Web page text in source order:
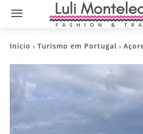
Início Turismo em Portugal